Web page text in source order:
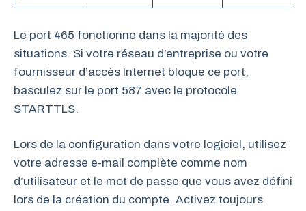
Le port 465 fonctionne dans la majorité des
situations. Si votre réseau d’entreprise ou votre
fournisseur d’accès Internet bloque ce port,
basculez sur le port 587 avec le protocole
STARTTLS.
Lors de la configuration dans votre logiciel, utilisez
votre adresse e-mail complète comme nom
d’utilisateur et le mot de passe que vous avez défini
lors de la création du compte. Activez toujours